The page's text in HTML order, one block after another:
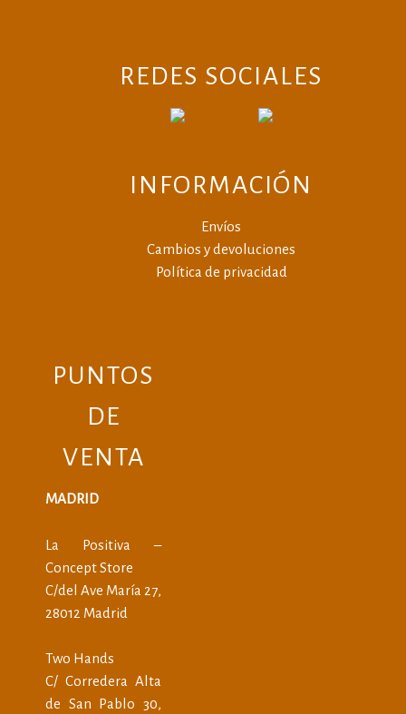
REDES SOCIALES
INFORMACIÓN
Envíos
Cambios y devoluciones
Política de privacidad
PUNTOS
DE
VENTA
MADRID
La Positiva –
Concept Store
C/del Ave María 27,
28012 Madrid
Two Hands
C/ Corredera Alta
de San Pablo 30,